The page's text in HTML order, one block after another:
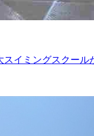
スイミングスクール